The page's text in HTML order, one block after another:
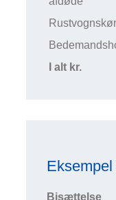
I alt kr.
Eksempel
Bisættelse